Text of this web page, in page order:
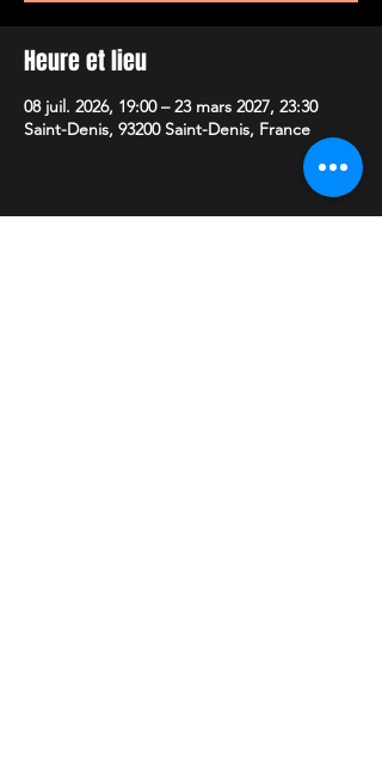
Heure et lieu
08 juil. 2026, 19:00 – 23 mars 2027, 23:30
Saint-Denis, 93200 Saint-Denis, France